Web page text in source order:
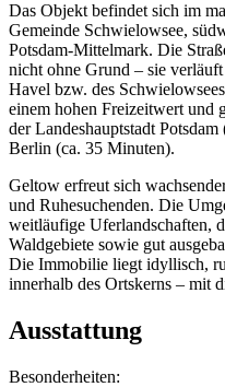
Das Objekt befindet sich im
Gemeinde Schwielowsee,
Potsdam-Mittelmark. Die
nicht ohne Grund – sie
Havel bzw. des
einem hohen Freizeitwert und
der Landeshauptstadt
Berlin (ca. 35 Minuten).
Geltow erfreut sich
und Ruhesuchenden. Die
weitläufige Uferlandschaften,
Waldgebiete sowie gut
Die Immobilie liegt idyllisch,
innerhalb des Ortskerns – mit
Ausstattung
Besonderheiten: